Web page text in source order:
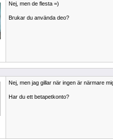
Nej, men de flesta =)
Brukar du använda deo?
Nej, men jag gillar när ingen är närmare
Har du ett betapetkonto?